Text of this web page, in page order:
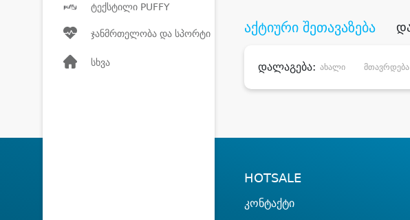
ტექსტილი PUFFY
ჯანმრთელობა და სპორტი
სხვა
აქტიური შეთავაზება
დალაგება: ახალი მთავრდება
HOTSALE
კონტაქტი